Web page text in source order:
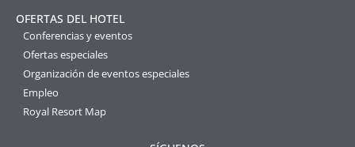
OFERTAS DEL HOTEL
Conferencias y eventos
Ofertas especiales
Organización de eventos especiales
Empleo
Royal Resort Map